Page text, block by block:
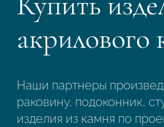
акрилового
Наши партнеры
раковину, подоконник,
изделия из камня по